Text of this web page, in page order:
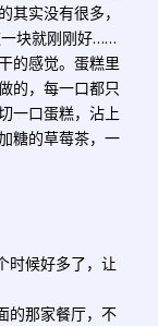
其实没有很多，
一块就刚刚好……
的感觉。蛋糕里
的，每一口都只
一口蛋糕，沾上
糖的草莓茶，一
时候好多了，让
的那家餐厅，不